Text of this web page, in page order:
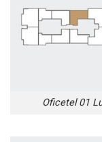
Oficetel 01